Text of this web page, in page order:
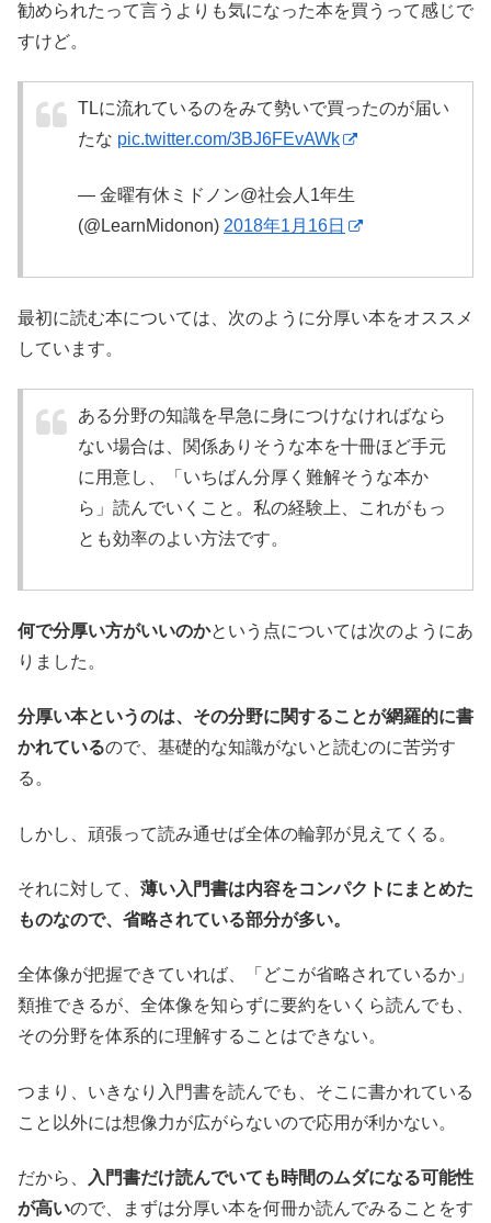
勧められたって言うよりも気になった本を買うって感じで
すけど。
TLに流れているのをみて勢いで買ったのが届い
たな pic.twitter.com/3BJ6FEvAWk
— 金曜有休ミドノン@社会人1年生
(@LearnMidonon) 2018年1月16日
最初に読む本については、次のように分厚い本をオススメ
しています。
ある分野の知識を早急に身につけなければなら
ない場合は、関係ありそうな本を十冊ほど手元
に用意し、「いちばん分厚く難解そうな本か
ら」読んでいくこと。私の経験上、これがもっ
とも効率のよい方法です。
何で分厚い方がいいのかという点については次のようにあ
りました。
分厚い本というのは、その分野に関することが網羅的に書
かれているので、基礎的な知識がないと読むのに苦労す
る。
しかし、頑張って読み通せば全体の輪郭が見えてくる。
それに対して、 薄い入門書は内容をコンパクトにまとめた
ものなので、省略されている部分が多い。
全体像が把握できていれば、「どこが省略されているか」
類推できるが、全体像を知らずに要約をいくら読んでも、
その分野を体系的に理解することはできない。
つまり、いきなり入門書を読んでも、そこに書かれている
こと以外には想像力が広がらないので応用が利かない。
だから、
入門書だけ読んでいても時間のムダになる可能性
が高いので、まずは分厚い本を何冊か読んでみることをす